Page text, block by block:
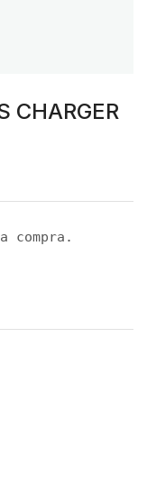
CHARGER